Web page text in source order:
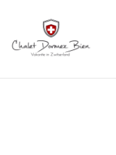
content